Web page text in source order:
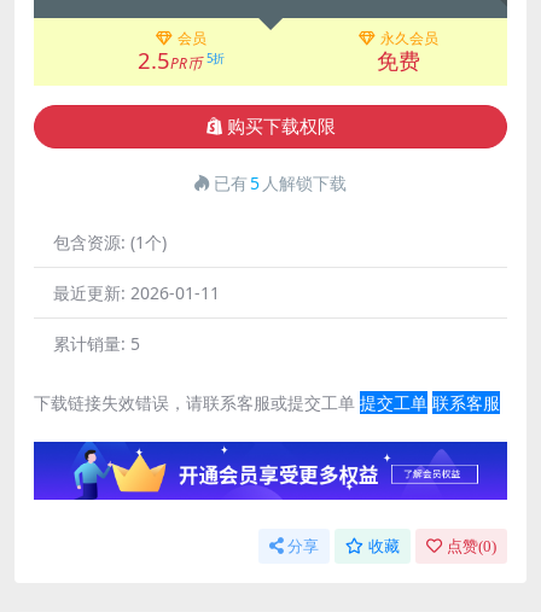
会员
2.5PR币 5折
永久会员
免费
购买下载权限
已有5 人解锁下载
包含资源: (1个)
最近更新: 2026-01-11
累计销量: 5
下载链接失效错误，请联系客服或提交工单 提交工单 联系客服
分享 收藏 点赞(0)